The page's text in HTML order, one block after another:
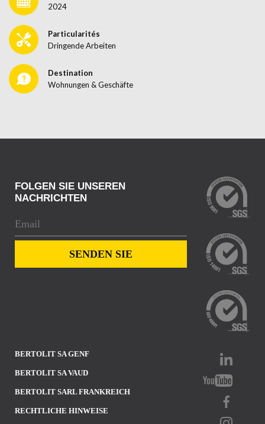
2024
Particularités
Dringende Arbeiten
Destination
Wohnungen & Geschäfte
BERTOLIT SA GENF
BERTOLIT SA VAUD
BERTOLIT SARL FRANKREICH
RECHTLICHE HINWEISE
FOLGEN SIE UNSEREN
NACHRICHTEN